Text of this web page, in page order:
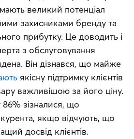
великий потенціал
захисниками бренду та
прибутку. Це доводить і
з обслуговування
Він дізнався, що майже
якісну підтримку клієнтів
важливішою за його ціну.
зізналися, що
якщо відчують, що
досвід клієнтів.